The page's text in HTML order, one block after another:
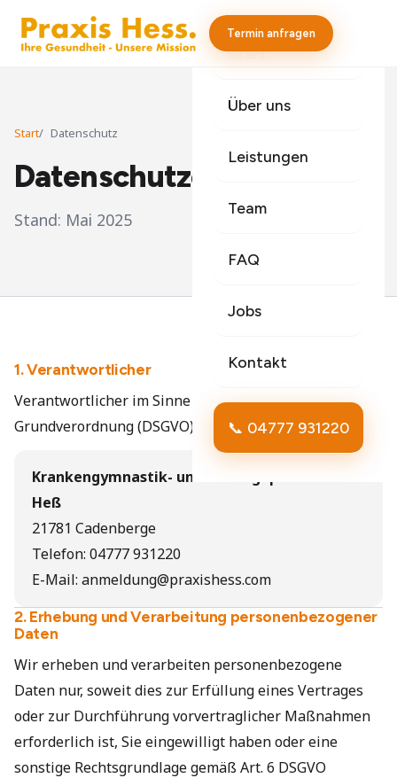
Termin anfragen
Start
Über uns
Leistungen
Team
FAQ
Jobs
Kontakt
📞 04777 931220
Start Datenschutz
Datenschutz­erklärung
Stand: Mai 2025
1. Verantwortlicher
Verantwortlicher im Sinne der Datenschutz-
Grundverordnung (DSGVO) ist:
Krankengymnastik- und Massagepraxis Bianca
Heß
21781 Cadenberge
Telefon: 04777 931220
E-Mail: anmeldung@praxishess.com
2. Erhebung und Verarbeitung personenbezogener
Daten
Wir erheben und verarbeiten personenbezogene
Daten nur, soweit dies zur Erfüllung eines Vertrages
oder zur Durchführung vorvertraglicher Maßnahmen
erforderlich ist, Sie eingewilligt haben oder eine
sonstige Rechtsgrundlage gemäß Art. 6 DSGVO